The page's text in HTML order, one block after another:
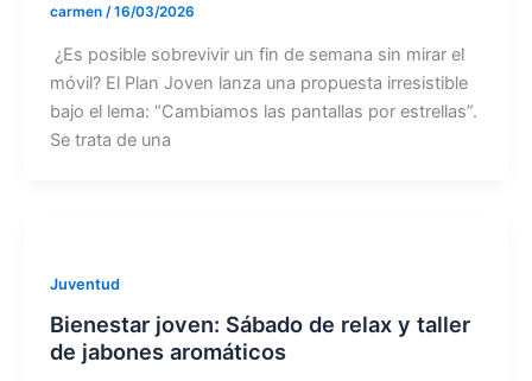
carmen /16/03/2026
¿Es posible sobrevivir un fin de semana sin mirar el
móvil? El Plan Joven lanza una propuesta irresistible
bajo el lema: “Cambiamos las pantallas por estrellas”.
Se trata de una
Juventud
Bienestar joven: Sábado de relax y taller
de jabones aromáticos